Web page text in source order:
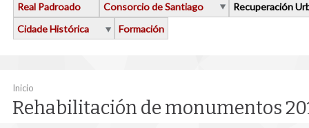
Real Padroado Consorcio de Santiago
Recuperación
Cidade Histórica
Formación
Vostede está aquí
Inicio
Rehabilitación de monumentos